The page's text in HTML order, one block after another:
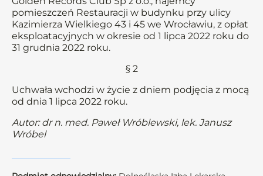
pomieszczeń Restauracji w budynku przy ulicy
Kazimierza Wielkiego 43 i 45 we Wrocławiu, z opłat
eksploatacyjnych w okresie od 1 lipca 2022 roku do
31 grudnia 2022 roku.
§ 2
Uchwała wchodzi w życie z dniem podjęcia z mocą
od dnia 1 lipca 2022 roku.
Autor: dr n. med. Paweł Wróblewski, lek. Janusz
Wróbel